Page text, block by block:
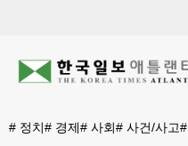
# 정치# 경제# 사회# 사건/사고#